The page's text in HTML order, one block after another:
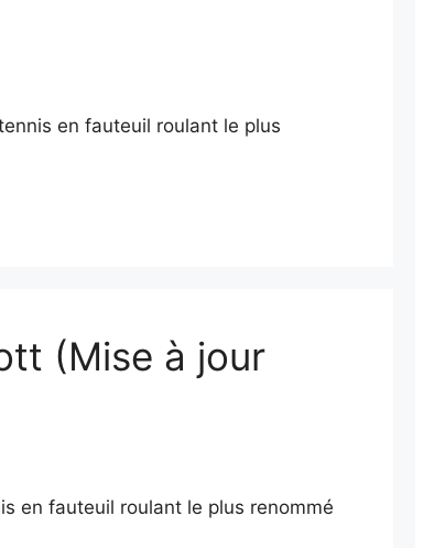
en fauteuil roulant le plus
(Mise à jour
en fauteuil roulant le plus renommé